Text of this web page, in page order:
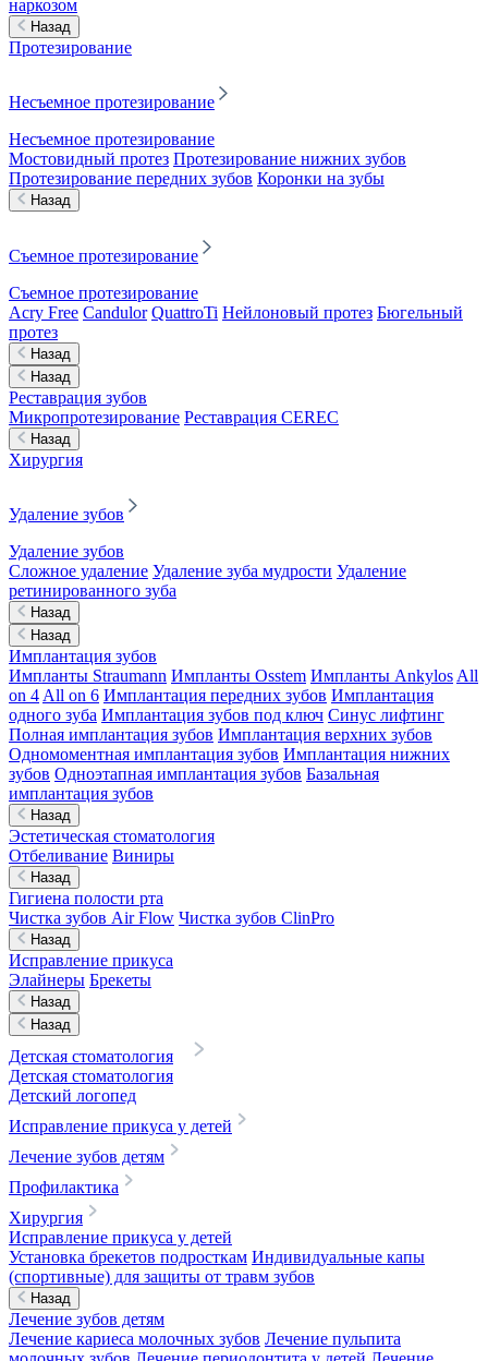
наркозом
Назад
Протезирование
Несъемное протезирование
Несъемное протезирование
Мостовидный протез Протезирование нижних зубов
Протезирование передних зубов Коронки на зубы
Назад
Съемное протезирование
Съемное протезирование
Acry Free Candulor QuattroTi Нейлоновый протез Бюгельный
протез
Назад
Назад
Реставрация зубов
Микропротезирование Реставрация CEREC
Назад
Хирургия
Удаление зубов
Удаление зубов
Сложное удаление Удаление зуба мудрости Удаление
ретинированного зуба
Назад
Назад
Имплантация зубов
Импланты Straumann Импланты Osstem Импланты Ankylos All
on 4 All on 6 Имплантация передних зубов Имплантация
одного зуба Имплантация зубов под ключ Синус лифтинг
Полная имплантация зубов Имплантация верхних зубов
Одномоментная имплантация зубов Имплантация нижних
зубов Одноэтапная имплантация зубов Базальная
имплантация зубов
Назад
Эстетическая стоматология
Отбеливание Виниры
Назад
Гигиена полости рта
Чистка зубов Air Flow Чистка зубов ClinPro
Назад
Исправление прикуса
Элайнеры Брекеты
Назад
Назад
Детская стоматология
Детская стоматология
Детский логопед
Исправление прикуса у детей
Лечение зубов детям
Профилактика
Хирургия
Исправление прикуса у детей
Установка брекетов подросткам Индивидуальные капы
(спортивные) для защиты от травм зубов
Назад
Лечение зубов детям
Лечение кариеса молочных зубов Лечение пульпита